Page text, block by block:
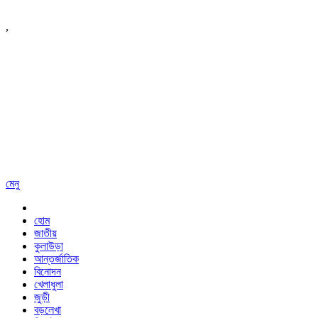
,
মেনু
হোম
জাতীয়
কুলাউড়া
আন্তর্জাতিক
বিনোদন
খেলাধুলা
জুড়ী
বড়লেখা